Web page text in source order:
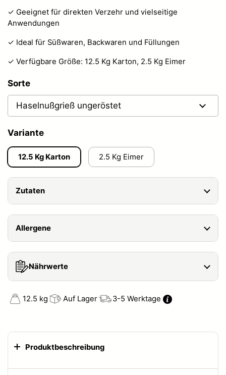
✓ Geeignet für direkten Verzehr und vielseitige
Anwendungen
✓ Ideal für Süßwaren, Backwaren und Füllungen
✓ Verfügbare Größe: 12.5 Kg Karton, 2.5 Kg Eimer
Sorte
Variante
12.5 Kg Karton 2.5 Kg Eimer
Zutaten
Allergene
Nährwerte
12.5 kg Auf Lager 3-5 Werktage
Produktbeschreibung